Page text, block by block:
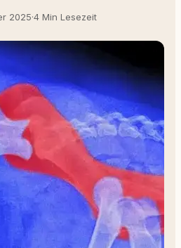
2025·4 Min Lesezeit